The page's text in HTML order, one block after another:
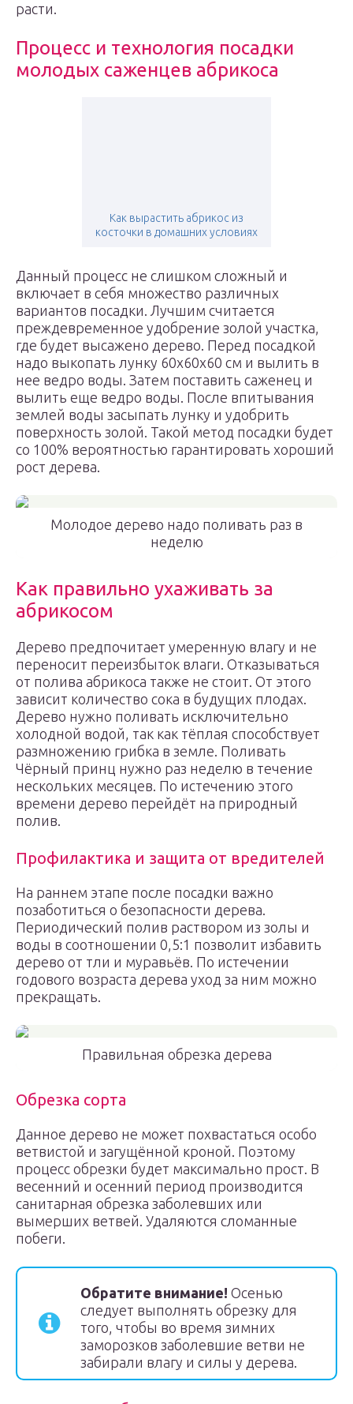
расти.
Процесс и технология посадки
молодых саженцев абрикоса
Как вырастить абрикос из
косточки в домашних условиях
Данный процесс не слишком сложный и
включает в себя множество различных
вариантов посадки. Лучшим считается
преждевременное удобрение золой участка,
где будет высажено дерево. Перед посадкой
надо выкопать лунку 60х60х60 см и вылить в
нее ведро воды. Затем поставить саженец и
вылить еще ведро воды. После впитывания
землей воды засыпать лунку и удобрить
поверхность золой. Такой метод посадки будет
со 100% вероятностью гарантировать хороший
рост дерева.
Молодое дерево надо поливать раз в
неделю
Как правильно ухаживать за
абрикосом
Дерево предпочитает умеренную влагу и не
переносит переизбыток влаги. Отказываться
от полива абрикоса также не стоит. От этого
зависит количество сока в будущих плодах.
Дерево нужно поливать исключительно
холодной водой, так как тёплая способствует
размножению грибка в земле. Поливать
Чёрный принц нужно раз неделю в течение
нескольких месяцев. По истечению этого
времени дерево перейдёт на природный
полив.
Профилактика и защита от вредителей
На раннем этапе после посадки важно
позаботиться о безопасности дерева.
Периодический полив раствором из золы и
воды в соотношении 0,5:1 позволит избавить
дерево от тли и муравьёв. По истечении
годового возраста дерева уход за ним можно
прекращать.
Правильная обрезка дерева
Обрезка сорта
Данное дерево не может похвастаться особо
ветвистой и загущённой кроной. Поэтому
процесс обрезки будет максимально прост. В
весенний и осенний период производится
санитарная обрезка заболевших или
вымерших ветвей. Удаляются сломанные
побеги.
Обратите внимание! Осенью
следует выполнять обрезку для
того, чтобы во время зимних
заморозков заболевшие ветви не
забирали влагу и силы у дерева.